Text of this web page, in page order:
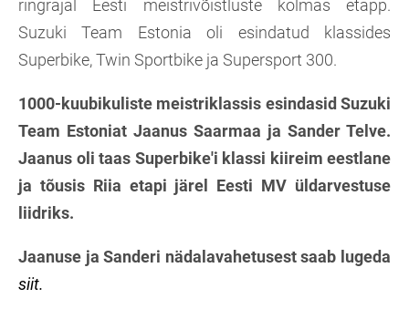
ringrajal Eesti meistrivõistluste kolmas etapp.
Suzuki Team Estonia oli esindatud klassides
Superbike, Twin Sportbike ja Supersport 300.
1000-kuubikuliste meistriklassis esindasid Suzuki
Team Estoniat Jaanus Saarmaa ja Sander Telve.
Jaanus oli taas Superbike'i klassi kiireim eestlane
ja tõusis Riia etapi järel Eesti MV üldarvestuse
liidriks.
Jaanuse ja Sanderi nädalavahetusest saab lugeda
siit.